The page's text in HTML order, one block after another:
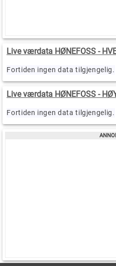
Live værdata HØNEFOSS -
Fortiden ingen data tilgjengelig.
Live værdata HØNEFOSS -
Fortiden ingen data tilgjengelig.